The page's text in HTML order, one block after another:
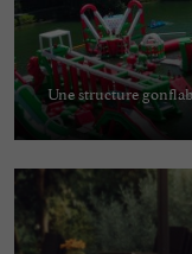
Une structure